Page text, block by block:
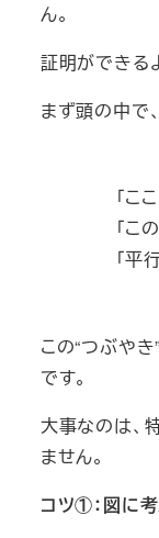
ん。
証明ができる
まず頭の中で
「こ
「こ
「平
この“つぶやき
です。
大事なのは、
ません。
コツ①：図に